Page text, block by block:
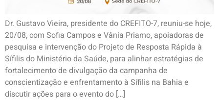
Dr. Gustavo Vieira, presidente do CREFITO-7, reuniu-se hoje,
20/08, com Sofia Campos e Vânia Priamo, apoiadoras de
pesquisa e intervenção do Projeto de Resposta Rápida à
Sífilis do Ministério da Saúde, para alinhar estratégias de
fortalecimento de divulgação da campanha de
conscientização e enfrentamento à Sífilis na Bahia e
discutir ações para o evento do […]